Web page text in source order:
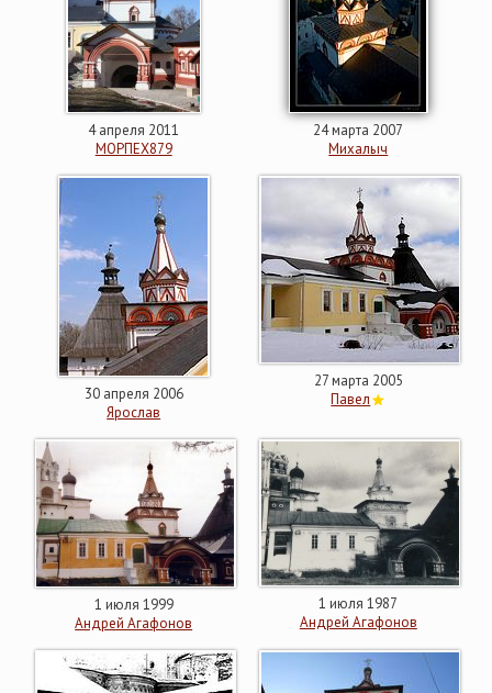
4 апреля 2011
МОРПЕХ879
24 марта 2007
Михалыч
30 апреля 2006
Ярослав
27 марта 2005
Павел
1 июля 1999
Андрей Агафонов
1 июля 1987
Андрей Агафонов